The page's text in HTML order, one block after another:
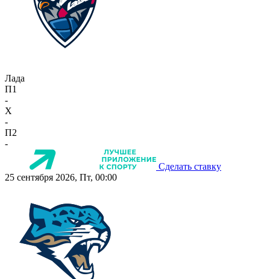
Лада
П1
-
X
-
П2
-
Сделать ставку
25 сентября 2026, Пт, 00:00